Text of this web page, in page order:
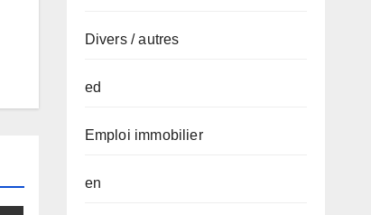
Divers / autres
ed
Emploi immobilier
en